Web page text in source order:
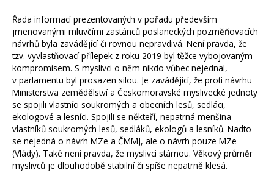
Řada informací prezentovaných v pořadu především
jmenovanými mluvčími zastánců poslaneckých pozměňovacích
návrhů byla zavádějící či rovnou nepravdivá. Není pravda, že
tzv. vyvlastňovací přílepek z roku 2019 byl těžce vybojovaným
kompromisem. S myslivci o něm nikdo vůbec nejednal,
v parlamentu byl prosazen silou. Je zavádějící, že proti návrhu
Ministerstva zemědělství a Českomoravské myslivecké jednoty
se spojili vlastníci soukromých a obecních lesů, sedláci,
ekologové a lesníci. Spojili se někteří, nepatrná menšina
vlastníků soukromých lesů, sedláků, ekologů a lesníků. Nadto
se nejedná o návrh MZe a ČMMJ, ale o návrh pouze MZe
(Vlády). Také není pravda, že myslivci stárnou. Věkový průměr
myslivců je dlouhodobě stabilní či spíše nepatrně klesá.